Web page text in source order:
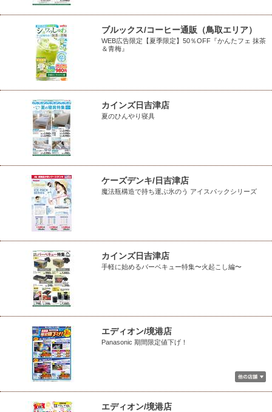
ブルックス/コーヒー通販（鳥取エリア）
WEB広告限定【夏季限定】50％OFF『かんたフェ 抹茶
＆青梅』
カインズ日吉津店
夏のひんやり寝具
ケーズデンキ/日吉津店
魔法瓶構造で持ち運ぶ氷のう アイスパックシリーズ
カインズ日吉津店
手軽に始めるバーベキュー特集〜火起こし編〜
エディオン/境港店
Panasonic 期間限定値下げ！
エディオン/境港店